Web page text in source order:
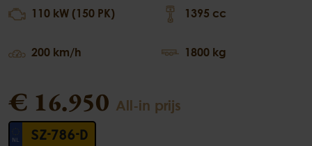
110 kW (150 PK)
200 km/h
1395 cc
1800 kg
€ 16.950 All-in prijs
SZ-786-D